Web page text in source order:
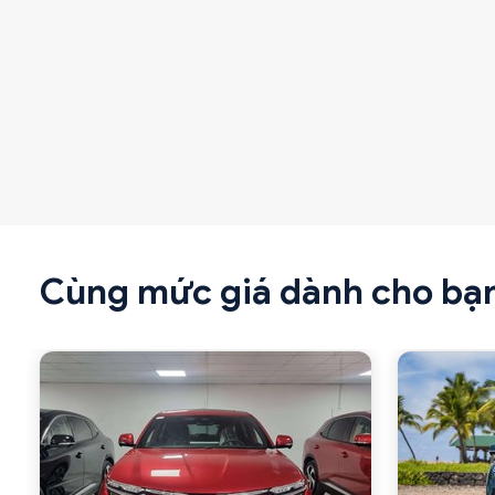
Cùng mức giá dành cho